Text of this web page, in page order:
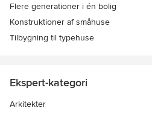
Flere generationer i én bolig
Konstruktioner af småhuse
Tilbygning til typehuse
Ekspert-kategori
Arkitekter